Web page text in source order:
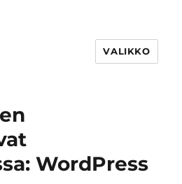
VALIKKO
WordPress